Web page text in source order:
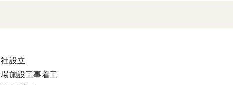
設立
施設工事着工